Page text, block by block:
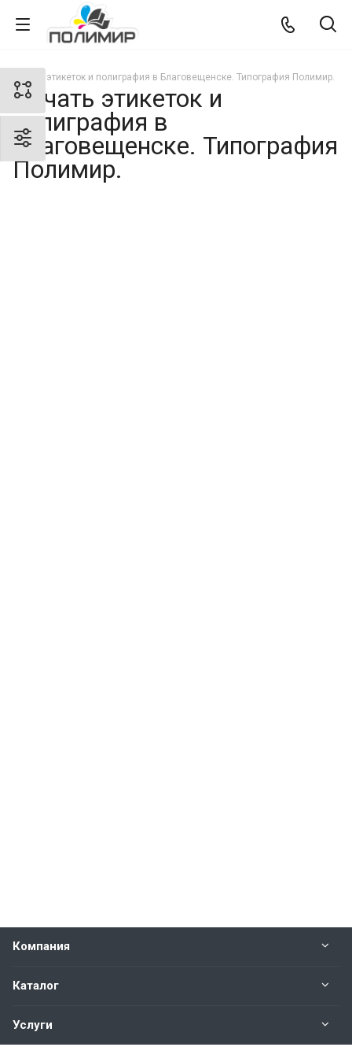
Печать этикеток и полиграфия в Благовещенске. Типография Полимир.
Печать этикеток и
полиграфия в
Благовещенске. Типография
Полимир.
Компания
Каталог
Услуги